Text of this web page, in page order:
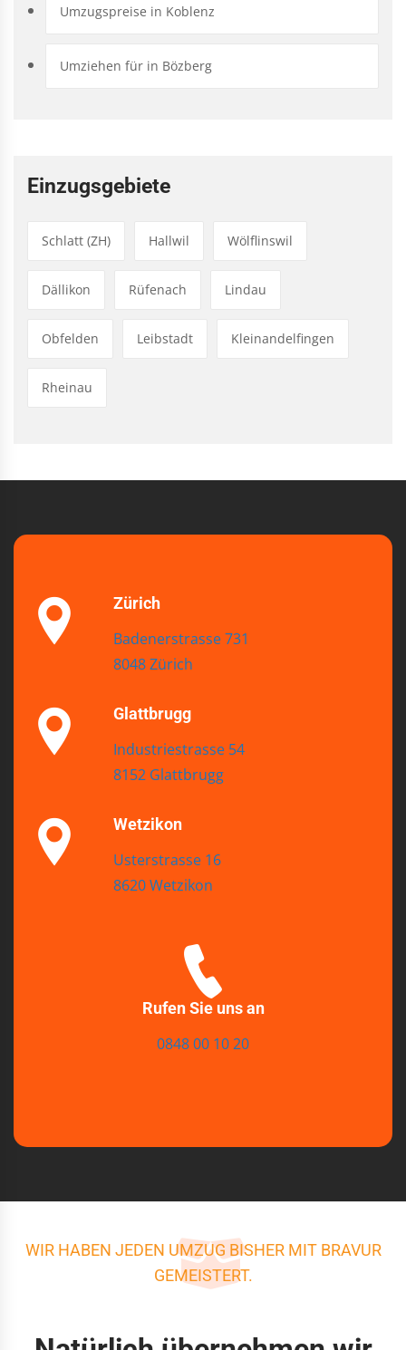
Umzugspreise in Koblenz
Umziehen für in Bözberg
Einzugsgebiete
Schlatt (ZH) Hallwil Wölflinswil
Dällikon Rüfenach Lindau
Obfelden Leibstadt Kleinandelfingen
Rheinau
Zürich
Badenerstrasse 731
8048 Zürich
Glattbrugg
Industriestrasse 54
8152 Glattbrugg
Wetzikon
Usterstrasse 16
8620 Wetzikon
Rufen Sie uns an
0848 00 10 20
WIR HABEN JEDEN UMZUG BISHER MIT BRAVUR
GEMEISTERT.